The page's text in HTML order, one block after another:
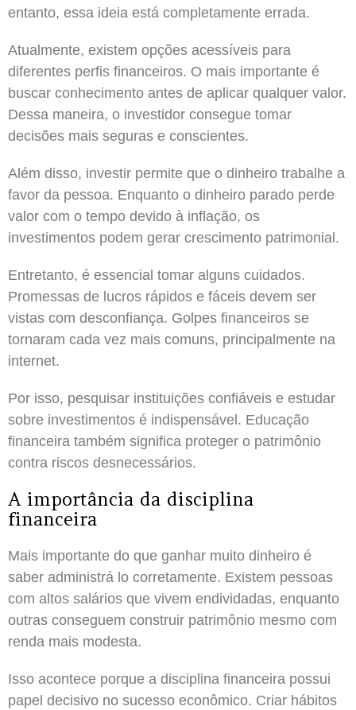
entanto, essa ideia está completamente errada.
Atualmente, existem opções acessíveis para
diferentes perfis financeiros. O mais importante é
buscar conhecimento antes de aplicar qualquer valor.
Dessa maneira, o investidor consegue tomar
decisões mais seguras e conscientes.
Além disso, investir permite que o dinheiro trabalhe a
favor da pessoa. Enquanto o dinheiro parado perde
valor com o tempo devido à inflação, os
investimentos podem gerar crescimento patrimonial.
Entretanto, é essencial tomar alguns cuidados.
Promessas de lucros rápidos e fáceis devem ser
vistas com desconfiança. Golpes financeiros se
tornaram cada vez mais comuns, principalmente na
internet.
Por isso, pesquisar instituições confiáveis e estudar
sobre investimentos é indispensável. Educação
financeira também significa proteger o patrimônio
contra riscos desnecessários.
A importância da disciplina
financeira
Mais importante do que ganhar muito dinheiro é
saber administrá lo corretamente. Existem pessoas
com altos salários que vivem endividadas, enquanto
outras conseguem construir patrimônio mesmo com
renda mais modesta.
Isso acontece porque a disciplina financeira possui
papel decisivo no sucesso econômico. Criar hábitos